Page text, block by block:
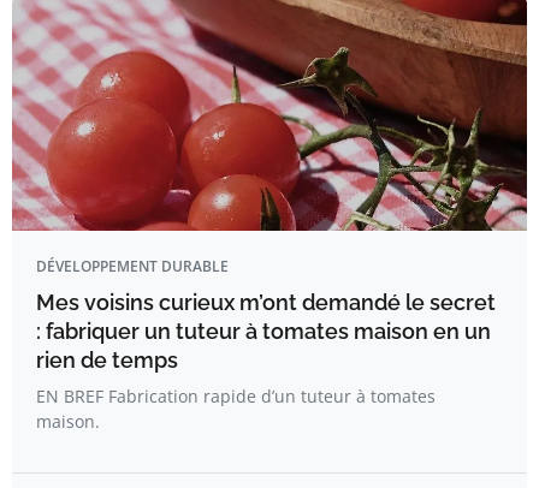
DÉVELOPPEMENT DURABLE
Mes voisins curieux m’ont demandé le secret
: fabriquer un tuteur à tomates maison en un
rien de temps
EN BREF Fabrication rapide d’un tuteur à tomates
maison.